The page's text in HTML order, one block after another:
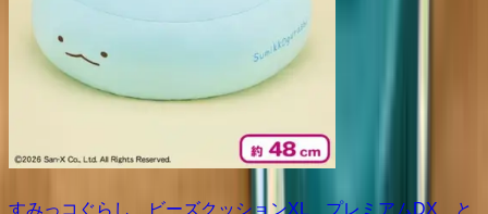
すみっコぐらし ビーズクッションXL プレミアムDX と